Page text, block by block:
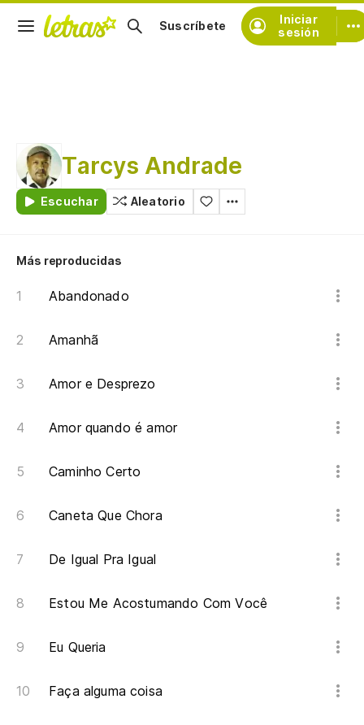
Iniciar
sesión
Suscríbete
Tarcys Andrade
Escuchar Aleatorio
Más reproducidas
Abandonado
Amanhã
Amor e Desprezo
Amor quando é amor
Caminho Certo
Caneta Que Chora
De Igual Pra Igual
Estou Me Acostumando Com Você
Eu Queria
Faça alguma coisa